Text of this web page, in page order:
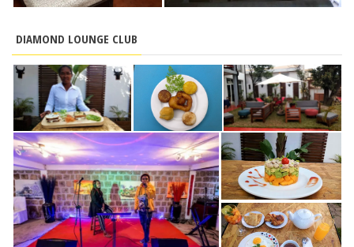
DIAMOND LOUNGE CLUB